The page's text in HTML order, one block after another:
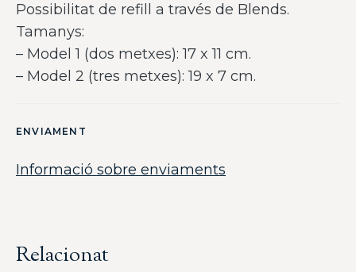
Possibilitat de refill a través de Blends.
Tamanys:
– Model 1 (dos metxes): 17 x 11 cm.
– Model 2 (tres metxes): 19 x 7 cm.
ENVIAMENT
Informació sobre enviaments
Relacionat